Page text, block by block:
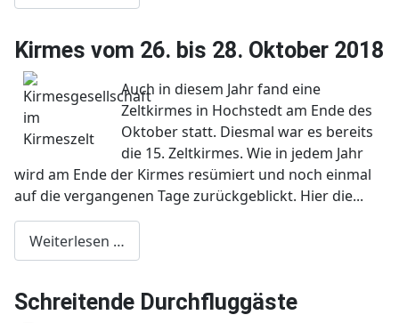
Kirmes vom 26. bis 28. Oktober 2018
Auch in diesem Jahr fand eine
Zeltkirmes in Hochstedt am Ende des
Oktober statt. Diesmal war es bereits
die 15. Zeltkirmes. Wie in jedem Jahr
wird am Ende der Kirmes resümiert und noch einmal
auf die vergangenen Tage zurückgeblickt. Hier die...
Weiterlesen …
Schreitende Durchfluggäste